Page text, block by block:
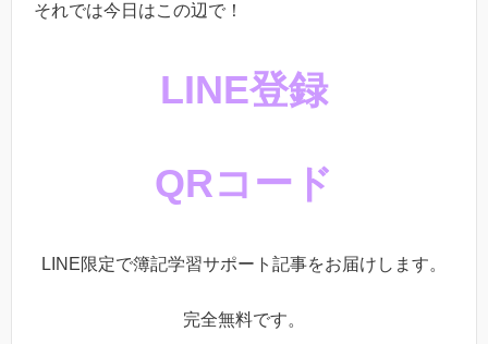
それでは今日はこの辺で！
LINE登録
QRコード
LINE限定で簿記学習サポート記事をお届けします。
完全無料です。